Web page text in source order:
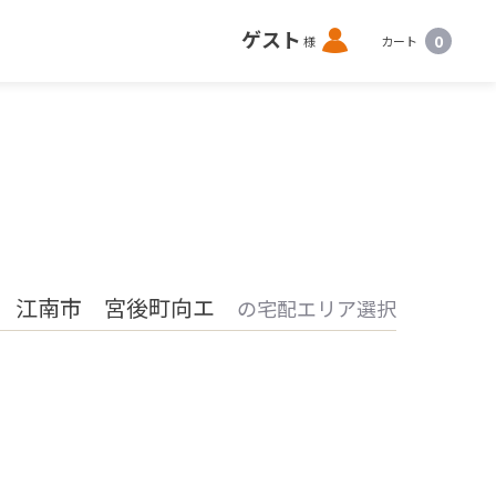
ゲスト 様 ロ
グ
カート 0
江南市 宮後町向エ の宅配エリア選択